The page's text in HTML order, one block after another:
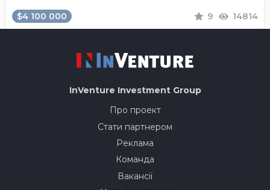
$4 100 000 9 14814
InVenture Investment Group
Про проект
Стати партнером
Реклама
Команда
Вакансії